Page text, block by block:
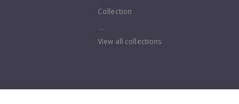
Collection
...
View all collections